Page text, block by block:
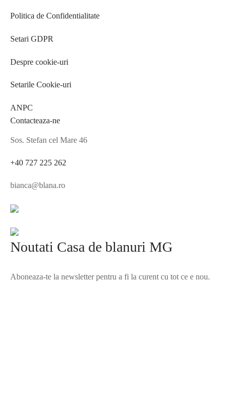
Politica de Confidentialitate
Setari GDPR
Despre cookie-uri
Setarile Cookie-uri
ANPC
Contacteaza-ne
Sos. Stefan cel Mare 46
+40 727 225 262
bianca@blana.ro
Noutati Casa de blanuri MG
Aboneaza-te la newsletter pentru a fi la curent cu tot ce e nou.